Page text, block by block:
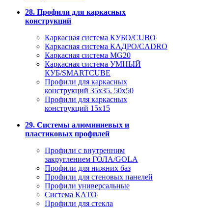
28. Профили для каркасных
конструкций
Каркасная система КУБО/CUBO
Каркасная система КАДРО/CADRO
Каркасная система MG20
Каркасная система УМНЫЙ
КУБ/SMARTCUBE
Профили для каркасных
конструкций 35x35, 50x50
Профили для каркасных
конструкций 15х15
29. Системы алюминиевых и
пластиковых профилей
Профили с внутренним
закруглением ГОЛА/GOLA
Профили для нижних баз
Профили для стеновых панелей
Профили универсальные
Система КАТО
Профили для стекла